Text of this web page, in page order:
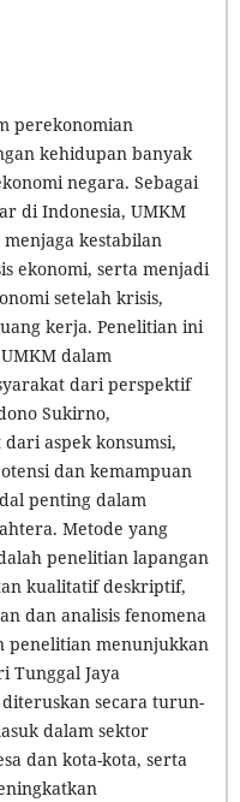
perekonomian
kehidupan banyak
negara. Sebagai
di Indonesia, UMKM
kestabilan
ekonomi, serta menjadi
setelah krisis,
kerja. Penelitian ini
dalam
dari perspektif
Sukirno,
aspek konsumsi,
dan kemampuan
penting dalam
Metode yang
penelitian lapangan
kualitatif deskriptif,
dan analisis fenomena
penelitian menunjukkan
Tunggal Jaya
secara turun-
dalam sektor
dan kota-kota, serta